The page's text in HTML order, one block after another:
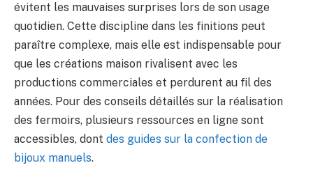
évitent les mauvaises surprises lors de son usage
quotidien. Cette discipline dans les finitions peut
paraître complexe, mais elle est indispensable pour
que les créations maison rivalisent avec les
productions commerciales et perdurent au fil des
années. Pour des conseils détaillés sur la réalisation
des fermoirs, plusieurs ressources en ligne sont
accessibles, dont des guides sur la confection de
bijoux manuels.